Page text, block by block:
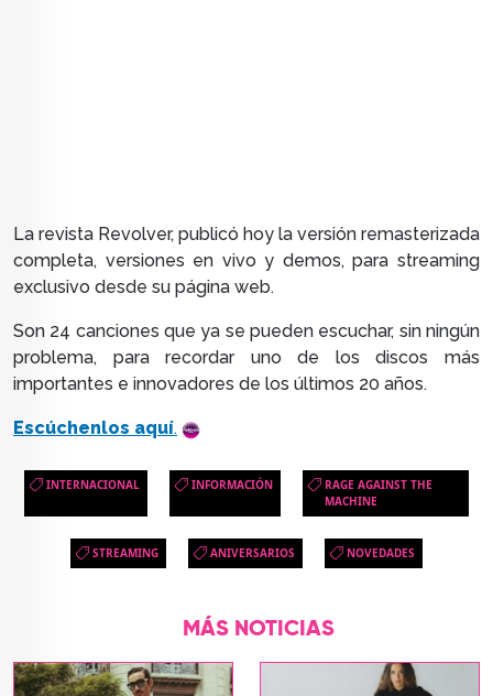
La revista Revolver, publicó hoy la versión remasterizada
completa, versiones en vivo y demos, para streaming
exclusivo desde su página web.
Son 24 canciones que ya se pueden escuchar, sin ningún
problema, para recordar uno de los discos más
importantes e innovadores de los últimos 20 años.
Escúchenlos aquí.
INTERNACIONAL INFORMACIÓN
RAGE AGAINST THE
MACHINE
STREAMING ANIVERSARIOS NOVEDADES
MÁS NOTICIAS